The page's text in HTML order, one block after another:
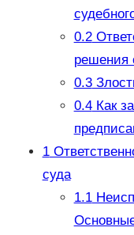
0.2
решения
0.3
0.4Как
1
суда
1.1